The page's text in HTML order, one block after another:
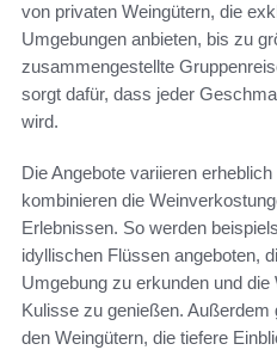
von privaten Weingütern, die
Umgebungen anbieten, bis zu
zusammengestellte
sorgt dafür, dass jeder
wird.
Die Angebote variieren
kombinieren die
Erlebnissen. So werden
idyllischen Flüssen angeboten,
Umgebung zu erkunden und
Kulisse zu genießen.
den Weingütern, die tiefere